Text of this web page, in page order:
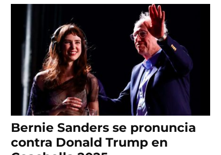
Bernie Sanders se pronuncia
contra Donald Trump en